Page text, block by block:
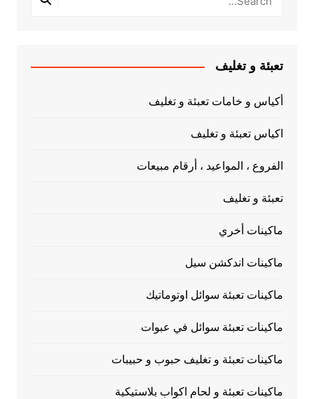
تعبئة و تغليف
أكياس و خامات تعبئة و تغليف
اكياس تعبئة و تغليف
الفروع ، المواعيد ، أرقام مبيعات
تعبئة و تغليف
ماكينات أخري
ماكينات اندكشن سيل
ماكينات تعبئة سوائل اوتوماتيك
ماكينات تعبئة سوائل في عبوات
ماكينات تعبئة و تغليف حبوب و حبيبات
ماكينات تعبئة و لحام اكواب بلاستيكية